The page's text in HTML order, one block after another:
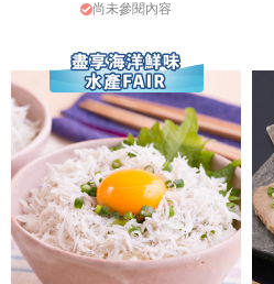
尚未參閱內容